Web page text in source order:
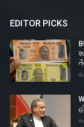
EDITOR PICKS